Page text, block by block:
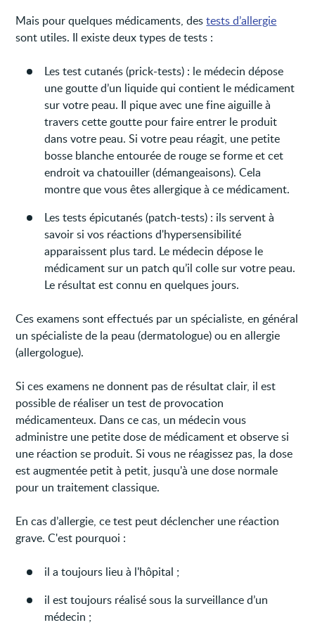
Mais pour quelques médicaments, destests d’allergie
sont utiles. Il existe deux types de tests :
Les test cutanés (prick-tests) : le médecin dépose
une goutte d’un liquide qui contient le médicament
sur votre peau. Il pique avec une fine aiguille à
travers cette goutte pour faire entrer le produit
dans votre peau. Si votre peau réagit, une petite
bosse blanche entourée de rouge se forme et cet
endroit va chatouiller (démangeaisons). Cela
montre que vous êtes allergique à ce médicament.
Les tests épicutanés (patch-tests) : ils servent à
savoir si vos réactions d'hypersensibilité
apparaissent plus tard. Le médecin dépose le
médicament sur un patch qu’il colle sur votre peau.
Le résultat est connu en quelques jours.
Ces examens sont effectués par un spécialiste, en général
un spécialiste de la peau (dermatologue) ou en allergie
(allergologue).
Si ces examens ne donnent pas de résultat clair, il est
possible de réaliser un test de provocation
médicamenteux. Dans ce cas, un médecin vous
administre une petite dose de médicament et observe si
une réaction se produit. Si vous ne réagissez pas, la dose
est augmentée petit à petit, jusqu'à une dose normale
pour un traitement classique.
En cas d’allergie, ce test peut déclencher une réaction
grave. C'est pourquoi :
il a toujours lieu à l'hôpital ;
il est toujours réalisé sous la surveillance d’un
médecin ;